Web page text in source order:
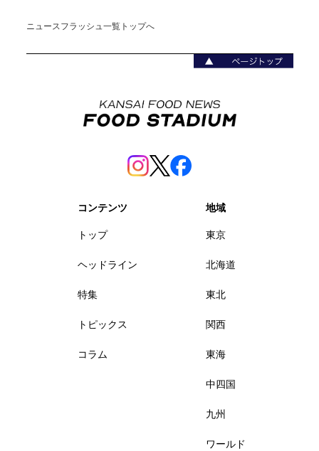
ニュースフラッシュ一覧トップへ
コンテンツ
トップ
ヘッドライン
特集
トピックス
コラム
地域
東京
北海道
東北
関西
東海
中四国
九州
ワールド